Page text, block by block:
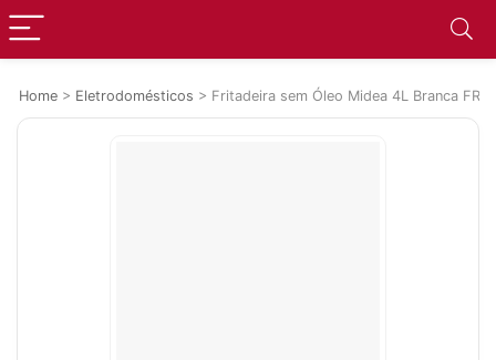
Home > Eletrodomésticos > Fritadeira sem Óleo Midea 4L Branca